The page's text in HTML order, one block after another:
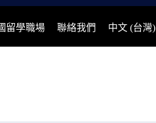
留學職場 聯絡我們 中文 (台灣)